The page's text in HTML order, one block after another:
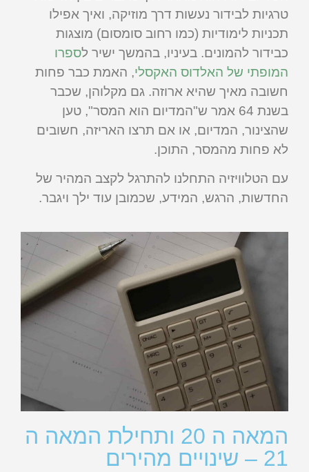
טרגיות לבידור נעשות דרך מוזיקה, ואיך אפילו
תכניות לימודיות (כמו רחוב סומסום) מוצגות
כבידור להמונים. בעיניו, בהמשך ישיר לספרו
המופתי של האלדוס האקסלי, האמת כבר פחות
חשובה מאיך שהיא ארוזה. גם מקלוהן, שכבר
בשנת 64 אמר ש"המדיום הוא המסר", טען
שהצינור, המדיום, או אם תרצו האריזה, חשובים
לא פחות מהמסר, התוכן.
עם הטלוויזיה התחלנו להתרגל לקצב המהיר של
החדשות, הרגש, המידע, שכמובן עוד ילך ויגבר.
המאה ה 20 ותחילת המאה ה
21 – שינויים מהירים